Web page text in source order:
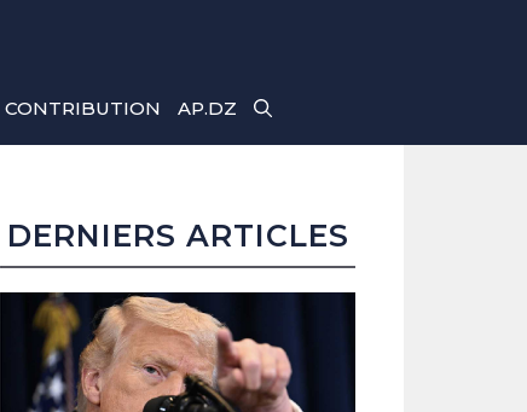
CONTRIBUTION AP.DZ
DERNIERS ARTICLES